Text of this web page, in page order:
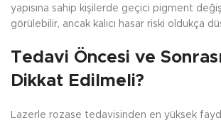
yapısına sahip kişilerde geçici pigment
görülebilir, ancak kalıcı hasar riski oldukça
Tedavi Öncesi ve
Dikkat Edilmeli?
Lazerle rozase tedavisinden en yüksek